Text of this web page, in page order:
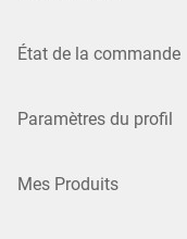
État de la commande
Paramètres du profil
Mes Produits